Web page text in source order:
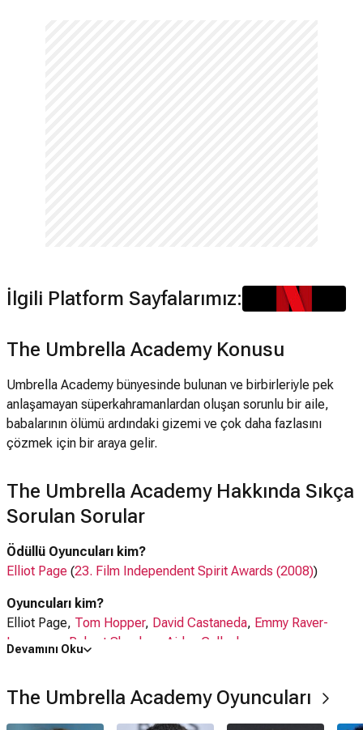
İlgili Platform Sayfalarımız:
The Umbrella Academy Konusu
Umbrella Academy bünyesinde bulunan ve birbirleriyle pek
anlaşamayan süperkahramanlardan oluşan sorunlu bir aile,
babalarının ölümü ardındaki gizemi ve çok daha fazlasını
çözmek için bir araya gelir.
The Umbrella Academy Hakkında Sıkça
Sorulan Sorular
Ödüllü Oyuncuları kim?
Elliot Page (23. Film Independent Spirit Awards (2008))
Oyuncuları kim?
Elliot Page, Tom Hopper, David Castaneda, Emmy Raver-
Lampman ,Robert Sheehan Aidan Gallagher
15 Şubat 2019
The Umbrella Academy dizisi nerede çekildi?
Devamını Oku
The Umbrella Academy Oyuncuları